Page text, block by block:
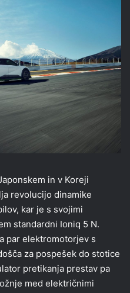
in v Koreji
revolucijo dinamike
kar je s svojimi
standardni Ioniq 5 N.
par elektromotorjev s
za pospešek do stotice
pretikanja prestav pa
med električnimi